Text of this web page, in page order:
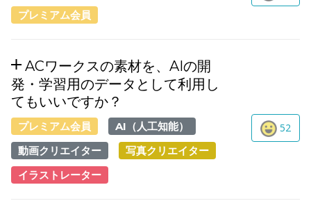
プレミアム会員
ACワークスの素材を、AIの開
発・学習用のデータとして利用し
てもいいですか？
プレミアム会員
AI（人工知能）
動画クリエイター
写真クリエイター
イラストレーター
52